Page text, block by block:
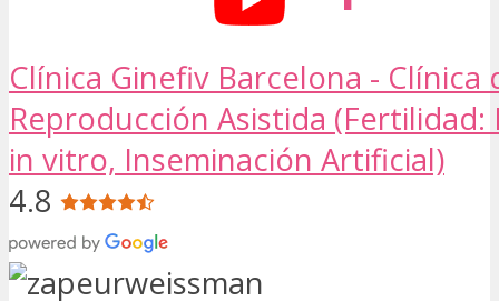
Clínica Ginefiv Barcelona - Clínica
Reproducción Asistida
in vitro, Inseminación Artificial)
4.8